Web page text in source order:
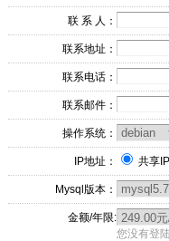
联 系 人：
联系地址：
联系电话：
联系邮件：
操作系统：
IP地址： 共享IP
Mysql版本：
金额/年限:
您没有登